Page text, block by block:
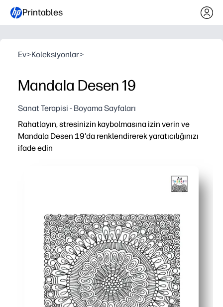
Printables
Ev>Koleksiyonlar>
Mandala Desen 19
Sanat Terapisi - Boyama Sayfaları
Rahatlayın, stresinizin kaybolmasına izin verin ve
Mandala Desen 19'da renklendirerek yaratıcılığınızı
ifade edin
Karmaşık mandala simetrisi odaklanmanıza, nefesinizi
Aileler ve sınıflar için harika - ekransız rahatlama ve